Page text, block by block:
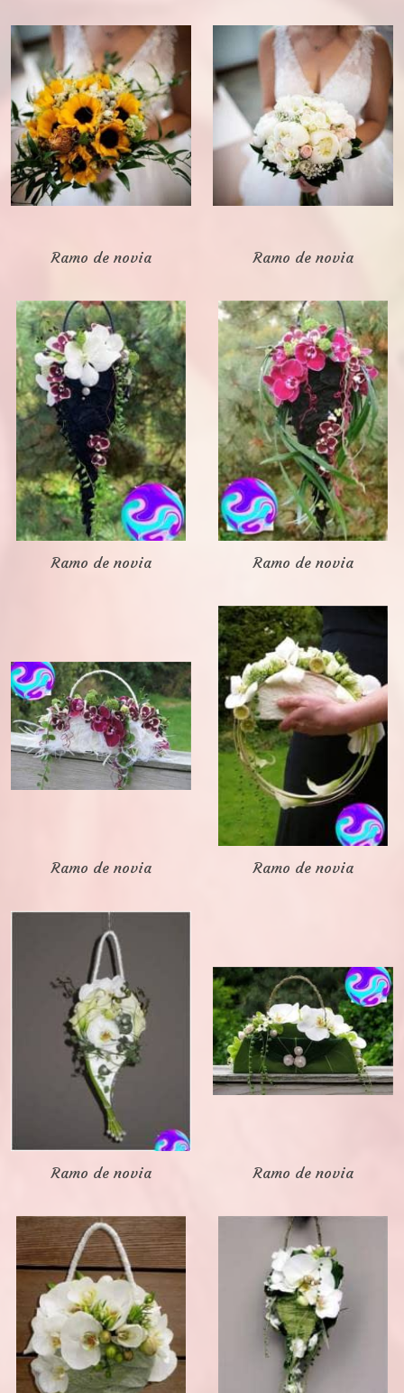
Ramo de novia Ramo de novia
Ramo de novia Ramo de novia
Ramo de novia Ramo de novia
Ramo de novia Ramo de novia